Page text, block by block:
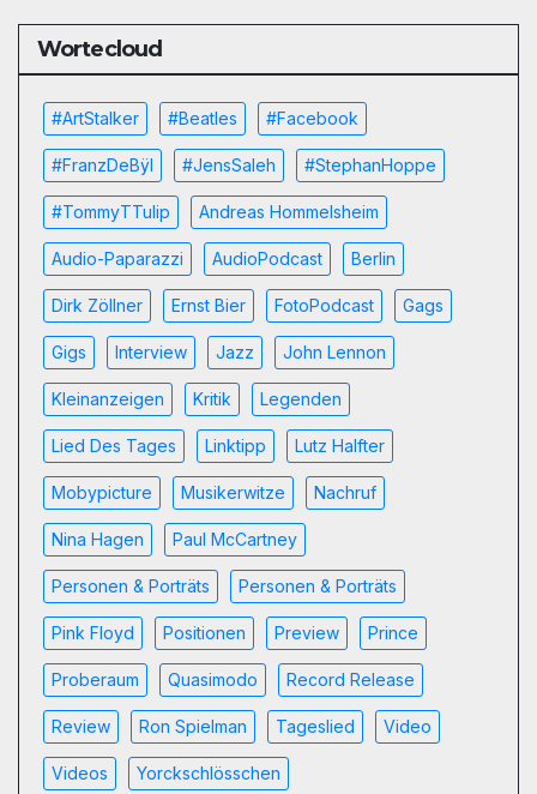
Wortecloud
#ArtStalker #Beatles #Facebook
#FranzDeBÿl #JensSaleh #StephanHoppe
#TommyTTulip Andreas Hommelsheim
Audio-Paparazzi AudioPodcast Berlin
Dirk Zöllner Ernst Bier FotoPodcast Gags
Gigs Interview Jazz John Lennon
Kleinanzeigen Kritik Legenden
Lied Des Tages Linktipp Lutz Halfter
Mobypicture Musikerwitze Nachruf
Nina Hagen Paul McCartney
Personen & Porträts Personen & Porträts
Pink Floyd Positionen Preview Prince
Proberaum Quasimodo Record Release
Review Ron Spielman Tageslied Video
Videos Yorckschlösschen